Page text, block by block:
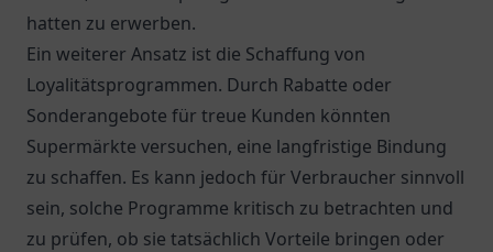
hatten zu erwerben.
Ein weiterer Ansatz ist die Schaffung von
Loyalitätsprogrammen. Durch Rabatte oder
Sonderangebote für treue Kunden könnten
Supermärkte versuchen, eine langfristige Bindung
zu schaffen. Es kann jedoch für Verbraucher sinnvoll
sein, solche Programme kritisch zu betrachten und
zu prüfen, ob sie tatsächlich Vorteile bringen oder